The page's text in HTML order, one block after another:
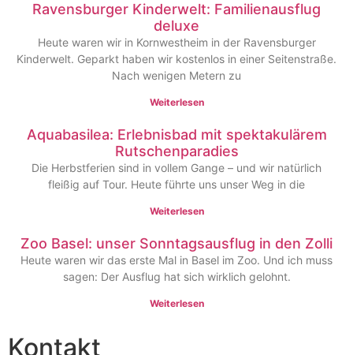
Ravensburger Kinderwelt: Familienausflug
deluxe
Heute waren wir in Kornwestheim in der Ravensburger
Kinderwelt. Geparkt haben wir kostenlos in einer Seitenstraße.
Nach wenigen Metern zu
Weiterlesen
Aquabasilea: Erlebnisbad mit spektakulärem
Rutschenparadies
Die Herbstferien sind in vollem Gange – und wir natürlich
fleißig auf Tour. Heute führte uns unser Weg in die
Weiterlesen
Zoo Basel: unser Sonntagsausflug in den Zolli
Heute waren wir das erste Mal in Basel im Zoo. Und ich muss
sagen: Der Ausflug hat sich wirklich gelohnt.
Weiterlesen
Kontakt